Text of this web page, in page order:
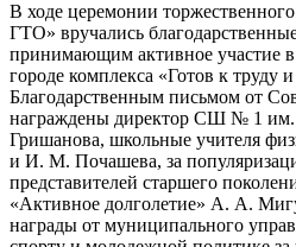
В ходе церемонии
ГТО» вручались
принимающим активное участие
городе комплекса «Готов к труду
Благодарственным письмом от
награждены директор СШ № 1
Гришанова, школьные учителя
и И. М. Почашева, за
представителей старшего
«Активное долголетие» А. А.
награды от муниципального